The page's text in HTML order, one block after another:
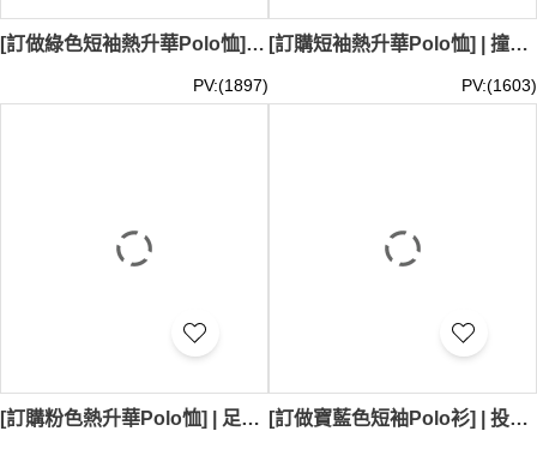
[訂做綠色短袖熱升華Polo恤] | 全件印花 | 社團活動Polo恤 | 熱升華供應商 P1793
PV:(1897)
[訂購短袖熱升華Polo恤] | 撞色印花袖 | 義工活動Polo恤 | 熱升華Polo恤專門店 P1792
PV:(1603)
[訂購粉色熱升華Polo恤] | 足球俱樂部熱升華Polo恤 | 熱升華Polo恤中心 P1791 [訂做寶藍色短袖Polo衫] | 投資行業 | 熱升華Polo恤供應商 | 團建活動Polo恤 P1790